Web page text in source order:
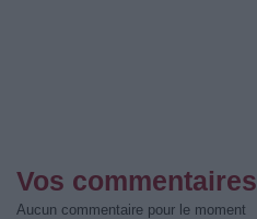
Vos commentaires
Aucun commentaire pour le moment